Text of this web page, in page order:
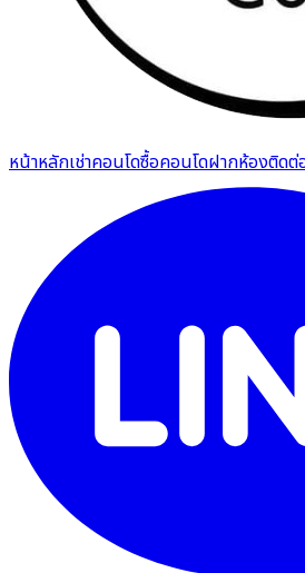
หน้าหลักเช่าคอนโดซื้อคอนโดฝากห้องติดต่